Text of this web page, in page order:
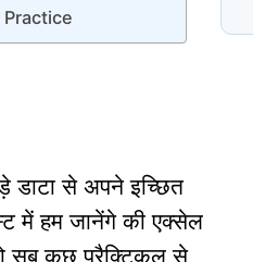
से अपने इच्छित
में हम जानेंगे की एक्सेल
सब कुछ प्रैक्टिकल से